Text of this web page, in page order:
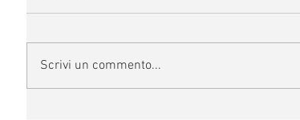
Scrivi un commento...